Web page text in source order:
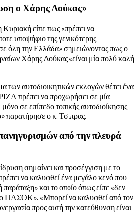
ο Χάρης Δούκας»
Κυριακή είπε πως «πρέπει να
υποψήφιο της γενικότερης
σε όλη την Ελλάδα» σημειώνοντας πως ο
Χάρης Δούκας «είναι μία πολύ καλή
των αυτοδιοικητικών εκλογών θέτει ένα
πρέπει να προχωρήσει σε μία
μόνο σε επίπεδο τοπικής αυτοδιοίκησης
παρατήρησε ο κ. Τσίπρας.
πανηγυρισμών από την πλευρά
σημαίνει και προσέγγιση με το
να καλυφθεί ένα μεγάλο κενό που
παράταξη» και το οποίο όπως είπε «δεν
ΠΑΣΟΚ». «Μπορεί να καλυφθεί από τον
προς αυτή την κατεύθυνση είναι